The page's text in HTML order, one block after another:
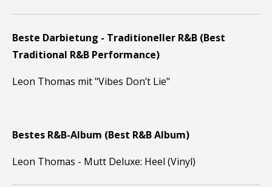
Beste Darbietung - Traditioneller R&B (Best
Traditional R&B Performance)
Leon Thomas mit "Vibes Don’t Lie"
Bestes R&B-Album (Best R&B Album)
Leon Thomas - Mutt Deluxe: Heel (Vinyl)